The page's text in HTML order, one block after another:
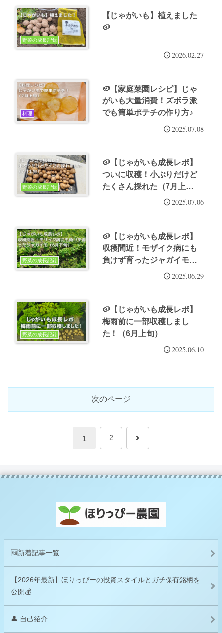
野菜の成長記録
【じゃがいも】植えました
🥔
2026.02.27
料理
🥔【家庭菜園レシピ】じゃ
がいも大量消費！ズボラ派
でも簡単ポテチの作り方♪
2025.07.08
野菜の成長記録
🥔【じゃがいも成長レポ】
ついに収穫！小ぶりだけど
たくさん採れた（7月上
2025.07.06
野菜の成長記録
🥔【じゃがいも成長レポ】
収穫間近！モザイク病にも
負けず育ったジャガイモ
2025.06.29
野菜の成長記録
🥔【じゃがいも成長レポ】
梅雨前に一部収穫しまし
た！（6月上旬）
2025.06.10
次のページ
1 2 次
🆕新着記事一覧
【2026年最新】ほりっぴーの投資スタイルとガチ保有銘柄を
公開💰
👤 自己紹介